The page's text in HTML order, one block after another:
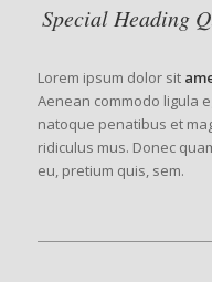
Special Heading
Lorem ipsum dolor sit
Aenean commodo ligula
natoque penatibus et
ridiculus mus. Donec
eu, pretium quis, sem.